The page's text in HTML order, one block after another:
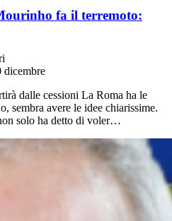
fa il terremoto:
dicembre
dalle cessioni La Roma ha le
sembra avere le idee chiarissime.
solo ha detto di voler…